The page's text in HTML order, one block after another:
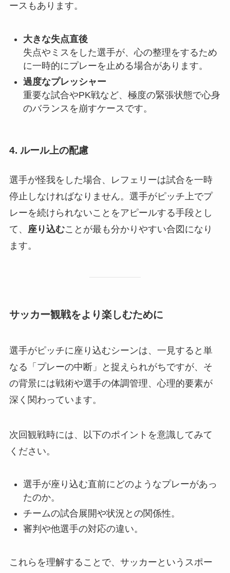
ースもあります。
大きな失点直後
失点やミスをした選手が、心の整理をするため
に一時的にプレーを止める場合があります。
過度なプレッシャー
重要な試合やPK戦など、極度の緊張状態で心身
のバランスを崩すケースです。
4. ルール上の配慮
選手が怪我をした場合、レフェリーは試合を一時
停止しなければなりません。選手がピッチ上でプ
レーを続けられないことをアピールする手段とし
て、 座り込むことが最も分かりやすい合図になり
ます。
サッカー観戦をより楽しむために
選手がピッチに座り込むシーンは、一見すると単
なる「プレーの中断」と捉えられがちですが、そ
の背景には戦術や選手の体調管理、心理的要素が
深く関わっています。
次回観戦時には、以下のポイントを意識してみて
ください。
選手が座り込む直前にどのようなプレーがあっ
たのか。
チームの試合展開や状況との関係性。
審判や他選手の対応の違い。
これらを理解することで、サッカーというスポー